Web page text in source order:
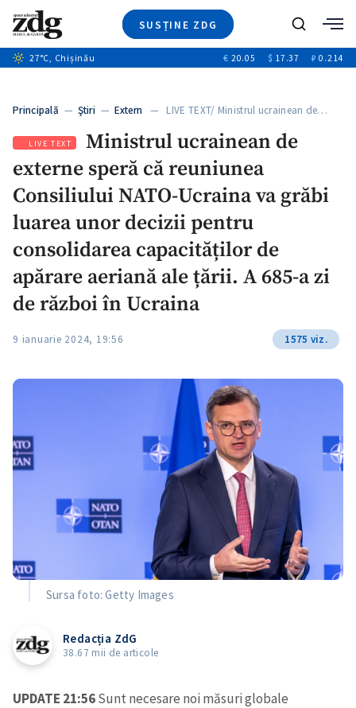
SUSȚINE ZDG
Ştiri
+6
Video
Special
ZdGust
Caută
27°C, Chișinău € 20.05 $ 17.37 ₽ 0.214
Principală — Ştiri — Extern — LIVE TEXT/ Ministrul ucrainean de…
LIVE TEXT
Ministrul ucrainean de
externe speră că reuniunea
Consiliului NATO-Ucraina va grăbi
luarea unor decizii pentru
consolidarea capacităților de
apărare aeriană ale țării. A 685-a zi
de război în Ucraina
9 ianuarie 2024, 19:56 1575 viz.
Sursa foto: Getty Images
Redacția ZdG
38.67 mii de articole
UPDATE 21:56Sunt necesare noi măsuri globale